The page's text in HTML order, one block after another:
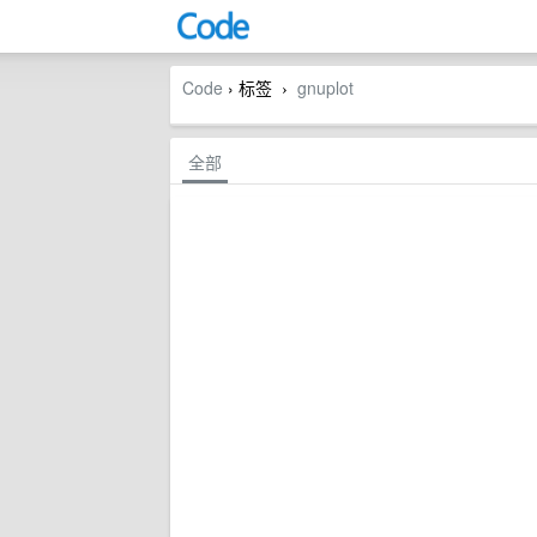
Code › 标签 › gnuplot
全部